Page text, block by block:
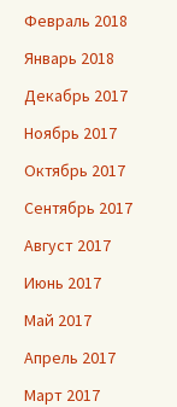
Февраль 2018
Январь 2018
Декабрь 2017
Ноябрь 2017
Октябрь 2017
Сентябрь 2017
Август 2017
Июнь 2017
Май 2017
Апрель 2017
Март 2017